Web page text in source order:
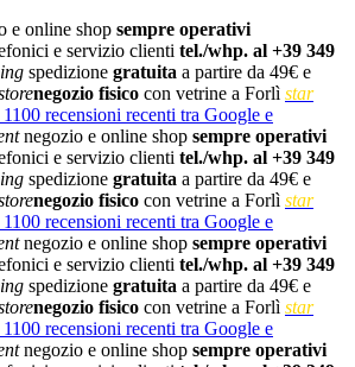
e online shop sempre operativi
e servizio clienti tel./whp. al +39 349
spedizione gratuita a partire da 49€ e
negozio fisico con vetrine a Forlì star
recensioni recenti tra Google e
negozio e online shop sempre operativi
e servizio clienti tel./whp. al +39 349
spedizione gratuita a partire da 49€ e
negozio fisico con vetrine a Forlì star
recensioni recenti tra Google e
negozio e online shop sempre operativi
e servizio clienti tel./whp. al +39 349
spedizione gratuita a partire da 49€ e
negozio fisico con vetrine a Forlì star
recensioni recenti tra Google e
negozio e online shop sempre operativi